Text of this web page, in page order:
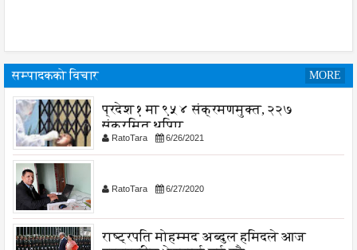
सम्पादकको विचार MORE
प्रदेश १ मा ९५४ संक्रमणमुक्त, २२७
संक्रमित थपिए
RatoTara 6/26/2021
RatoTara 6/27/2020
राष्ट्रपति मोहम्मद अब्दुल हमिदले आज